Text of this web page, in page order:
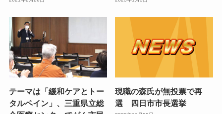
テーマは「緩和ケアとトー
タルペイン」、三重県立総
現職の森氏が無投票で再
選 四日市市長選挙